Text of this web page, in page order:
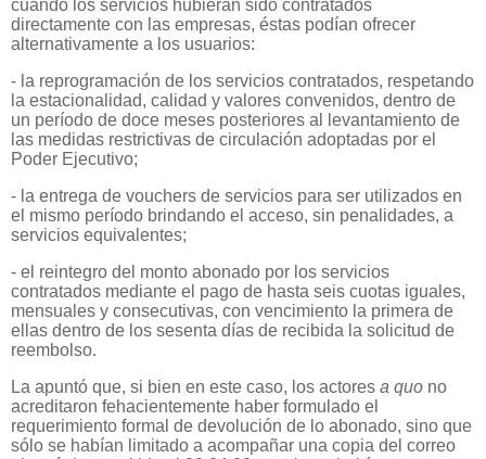
cuando los servicios hubieran sido contratados
directamente con las empresas, éstas podían ofrecer
alternativamente a los usuarios:
- la reprogramación de los servicios contratados, respetando
la estacionalidad, calidad y valores convenidos, dentro de
un período de doce meses posteriores al levantamiento de
las medidas restrictivas de circulación adoptadas por el
Poder Ejecutivo;
- la entrega de vouchers de servicios para ser utilizados en
el mismo período brindando el acceso, sin penalidades, a
servicios equivalentes;
- el reintegro del monto abonado por los servicios
contratados mediante el pago de hasta seis cuotas iguales,
mensuales y consecutivas, con vencimiento la primera de
ellas dentro de los sesenta días de recibida la solicitud de
reembolso.
La apuntó que, si bien en este caso, los actores a quo no
acreditaron fehacientemente haber formulado el
requerimiento formal de devolución de lo abonado, sino que
sólo se habían limitado a acompañar una copia del correo